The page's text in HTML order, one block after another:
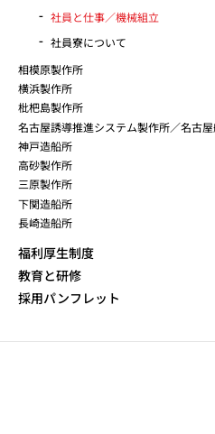
社員と仕事／機械組立
社員寮について
相模原製作所
横浜製作所
枇杷島製作所
名古屋誘導推進システム製作所／名古
神戸造船所
高砂製作所
三原製作所
下関造船所
長崎造船所
福利厚生制度
教育と研修
採用パンフレット